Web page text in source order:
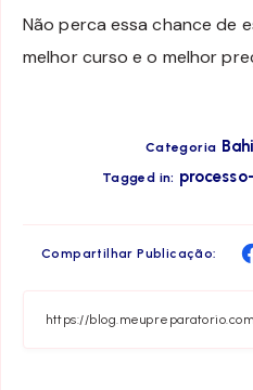
Não perca essa chance de
melhor curso e o melhor
Categoria
Tagged in:
Compartilhar Publicação: